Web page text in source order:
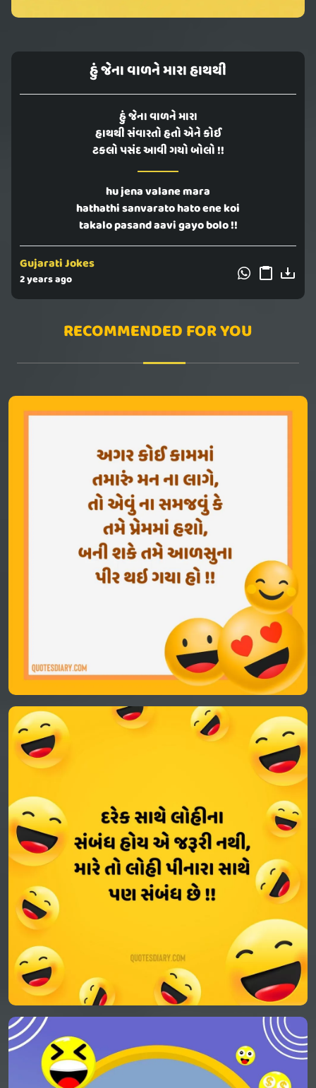
હું જેના વાળને મારા હાથથી
હું જેના વાળને મારા
હાથથી સંવારતો હતો એને કોઈ
ટકલો પસંદ આવી ગયો બોલો !!
hu jena valane mara
hathathi sanvarato hato ene koi
takalo pasand aavi gayo bolo !!
Gujarati Jokes
2 years ago
RECOMMENDED FOR YOU